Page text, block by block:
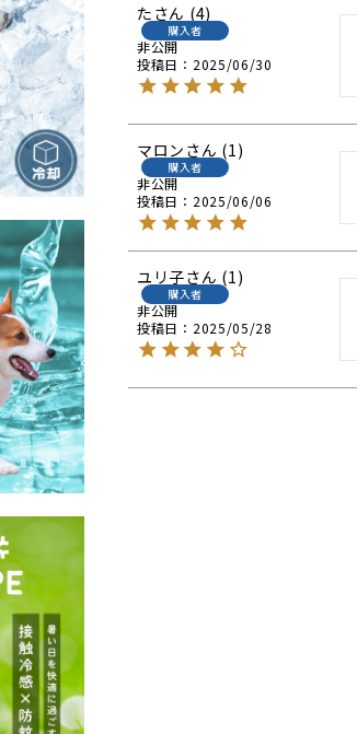
た 4
購入者
非公開
投稿日
2025/06/30
マロン 1
購入者
非公開
投稿日
2025/06/06
ユリ子 1
購入者
非公開
投稿日
2025/05/28